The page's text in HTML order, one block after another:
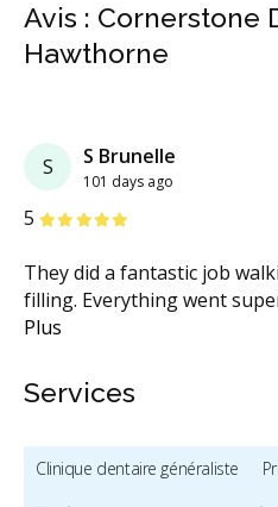
Avis : Cornerstone
Hawthorne
S S Brunelle
101 days ago
5 étoiles
They did a fantastic job
filling. Everything went
Plus
étoiles
étoiles
étoiles
étoiles
Services
Clinique dentaire généraliste